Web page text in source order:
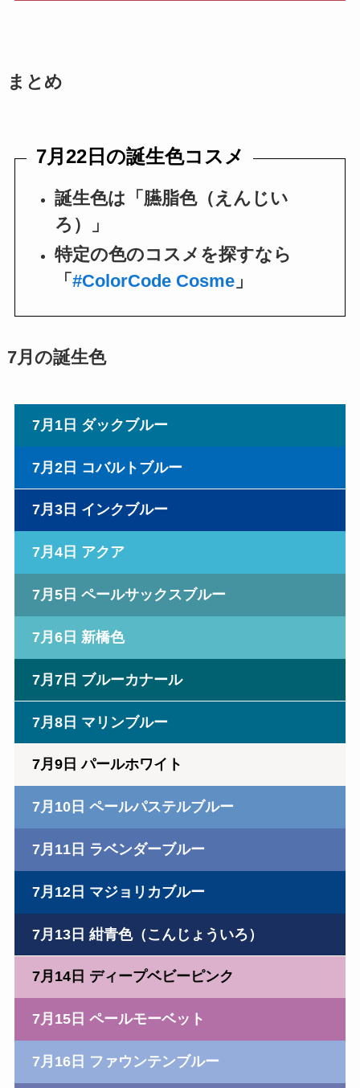
まとめ
7月22日の誕生色コスメ
誕生色は「臙脂色（えんじい
ろ）」
特定の色のコスメを探すなら
「#ColorCode Cosme 」
7月の誕生色
7月1日 ダックブルー
7月2日 コバルトブルー
7月3日 インクブルー
7月4日 アクア
7月5日 ペールサックスブルー
7月6日 新橋色
7月7日 ブルーカナール
7月8日 マリンブルー
7月9日 パールホワイト
7月10日 ペールパステルブルー
7月11日 ラベンダーブルー
7月12日 マジョリカブルー
7月13日 紺青色（こんじょういろ）
7月14日 ディープベビーピンク
7月15日 ペールモーベット
7月16日 ファウンテンブルー